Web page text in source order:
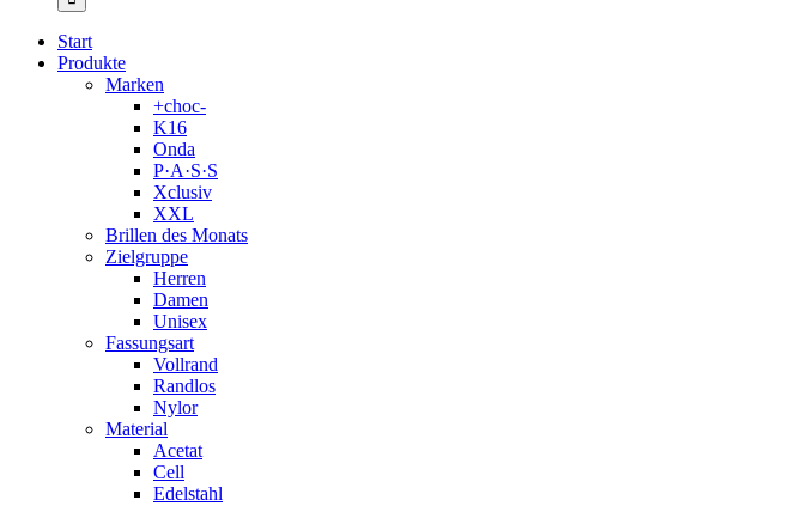
Start
Produkte
Marken
+choc-
K16
Onda
P·A·S·S
Xclusiv
XXL
Brillen des Monats
Zielgruppe
Herren
Damen
Unisex
Fassungsart
Vollrand
Randlos
Nylor
Material
Acetat
Cell
Edelstahl